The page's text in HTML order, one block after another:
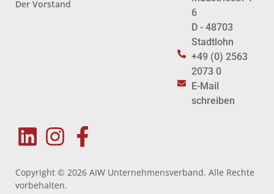
Der Vorstand
6
D - 48703
Stadtlohn
+49 (0) 2563
2073 0
E-Mail
schreiben
Copyright © 2026 AIW Unternehmensverband. Alle Rechte
vorbehalten.